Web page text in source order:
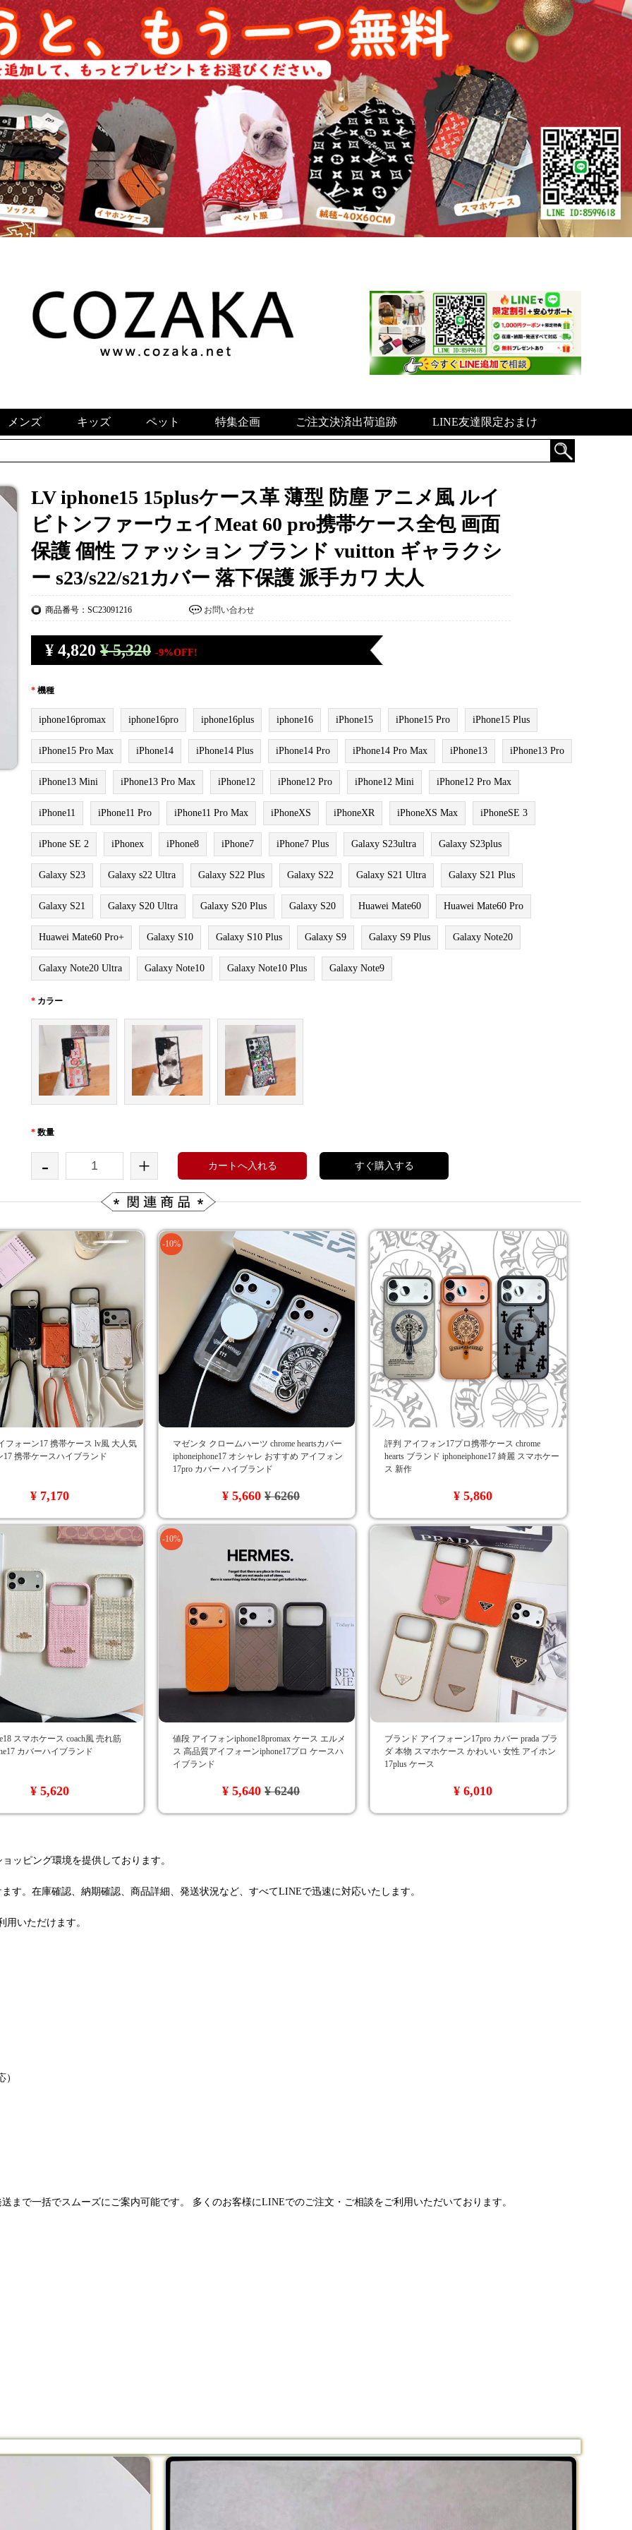
メンズ キッズ ペット 特集企画 ご注文決済出荷追跡 LINE友達限定おまけ
LV iphone15 15plusケース革 薄型 防塵 アニメ風 ルイ
ビトンファーウェイMeat 60 pro携帯ケース全包 画面
保護 個性 ファッション ブランド vuitton ギャラクシ
ー s23/s22/s21カバー 落下保護 派手カワ 大人
商品番号：SC23091216 お問い合わせ
¥ 4,820 ¥ 5,320 -9%OFF!
* 機種
iphone16promax iphone16pro iphone16plus iphone16 iPhone15 iPhone15 Pro iPhone15 Plus
iPhone15 Pro Max iPhone14 iPhone14 Plus iPhone14 Pro iPhone14 Pro Max iPhone13 iPhone13 Pro
iPhone13 Mini iPhone13 Pro Max iPhone12 iPhone12 Pro iPhone12 Mini iPhone12 Pro Max
iPhone11 iPhone11 Pro iPhone11 Pro Max iPhoneXS iPhoneXR iPhoneXS Max iPhoneSE 3
iPhone SE 2 iPhonex iPhone8 iPhone7 iPhone7 Plus Galaxy S23ultra Galaxy S23plus
Galaxy S23 Galaxy s22 Ultra Galaxy S22 Plus Galaxy S22 Galaxy S21 Ultra Galaxy S21 Plus
Galaxy S21 Galaxy S20 Ultra Galaxy S20 Plus Galaxy S20 Huawei Mate60 Huawei Mate60 Pro
Huawei Mate60 Pro+ Galaxy S10 Galaxy S10 Plus Galaxy S9 Galaxy S9 Plus Galaxy Note20
Galaxy Note20 Ultra Galaxy Note10 Galaxy Note10 Plus Galaxy Note9
* カラー
* 数量
- + カートへ入れる すぐ購入する
フォーン17 携帯ケース lv風 大人気
17 携帯ケースハイブランド
¥ 7,170
-10%
マゼンタ クロームハーツ chrome heartsカバー
iphoneiphone17 オシャレ おすすめ アイフォン
17pro カバー ハイブランド
¥ 5,660¥ 6260
評判 アイフォン17プロ携帯ケース chrome
hearts ブランド iphoneiphone17 綺麗 スマホケー
ス 新作
¥ 5,860
スマホケース coach風 売れ筋
カバーハイブランド
¥ 5,620
-10%
値段 アイフォンiphone18promax ケース エルメ
ス 高品質アイフォーンiphone17プロ ケースハ
イブランド
¥ 5,640¥ 6240
ブランド アイフォーン17pro カバー prada プラ
ダ 本物 スマホケース かわいい 女性 アイホン
17plus ケース
¥ 6,010
ッピング環境を提供しております。
す。在庫確認、納期確認、商品詳細、発送状況など、すべてLINEで迅速に対応いたします。
いただけます。
まで一括でスムーズにご案内可能です。 多くのお客様にLINEでのご注文・ご相談をご利用いただいております。